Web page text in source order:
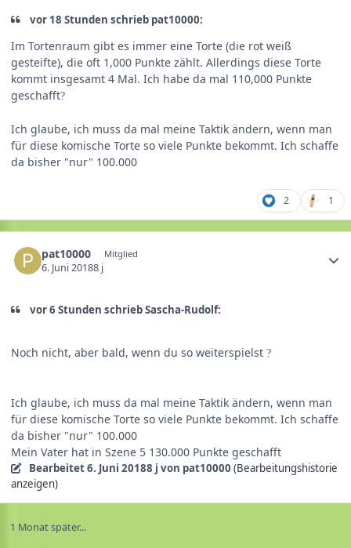
vor 18 Stunden schrieb pat10000:
Im Tortenraum gibt es immer eine Torte (die rot weiß
gesteifte), die oft 1,000 Punkte zählt. Allerdings diese Torte
kommt insgesamt 4 Mal. Ich habe da mal 110,000 Punkte
geschafft?
Ich glaube, ich muss da mal meine Taktik ändern, wenn man
für diese komische Torte so viele Punkte bekommt. Ich schaffe
da bisher "nur" 100.000
2 1
pat10000 Mitglied
6. Juni 20188 j
vor 6 Stunden schrieb Sascha-Rudolf:
Noch nicht, aber bald, wenn du so weiterspielst ?
Ich glaube, ich muss da mal meine Taktik ändern, wenn man
für diese komische Torte so viele Punkte bekommt. Ich schaffe
da bisher "nur" 100.000
Mein Vater hat in Szene 5 130.000 Punkte geschafft
Bearbeitet6. Juni 20188 j von pat10000 (Bearbeitungshistorie
anzeigen)
1 Monat später...